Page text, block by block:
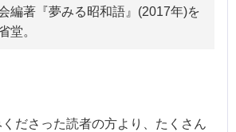
編著『夢みる昭和語』(2017年)を
堂。
くださった読者の方より、たくさん